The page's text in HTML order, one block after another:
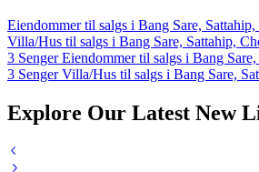
Eiendommer til salgs i Bang Sare,
Villa/Hus til salgs i Bang Sare, Sattahip,
3 Senger Eiendommer til salgs i Bang
3 Senger Villa/Hus til salgs i Bang Sare,
Explore Our Latest New